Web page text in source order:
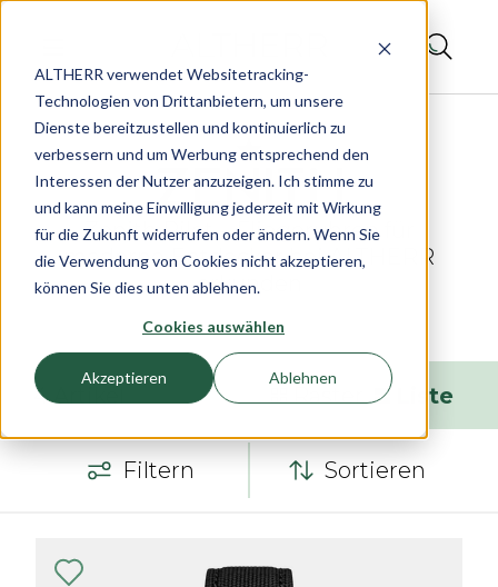
ALTHERR verwendet Websitetracking-
Technologien von Drittanbietern, um unsere
Dienste bereitzustellen und kontinuierlich zu
verbessern und um Werbung entsprechend den
Interessen der Nutzer anzuzeigen. Ich stimme zu
und kann meine Einwilligung jederzeit mit Wirkung
für die Zukunft widerrufen oder ändern. Wenn Sie
die Verwendung von Cookies nicht akzeptieren,
können Sie dies unten ablehnen.
Cookies auswählen
Akzeptieren Ablehnen
Zenith Pilot – Fliegeruhren für
moderne Entdecker bei ALTHERR
erkunden
4 Liste
Filtern Sortieren